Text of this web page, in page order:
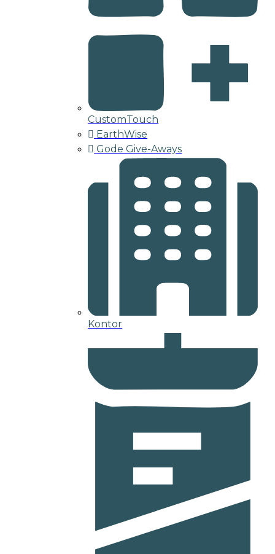
CustomTouch
EarthWise
Gode Give-Aways
Kontor